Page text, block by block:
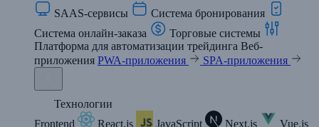
SAAS-сервисы
Система бронирования
Система онлайн-заказа
Торговые системы
Платформа для автоматизации трейдинга Веб-
приложения PWA-приложения SPA-приложения
Технологии
Frontend
React.js JavaScript Next.js
Vue.js